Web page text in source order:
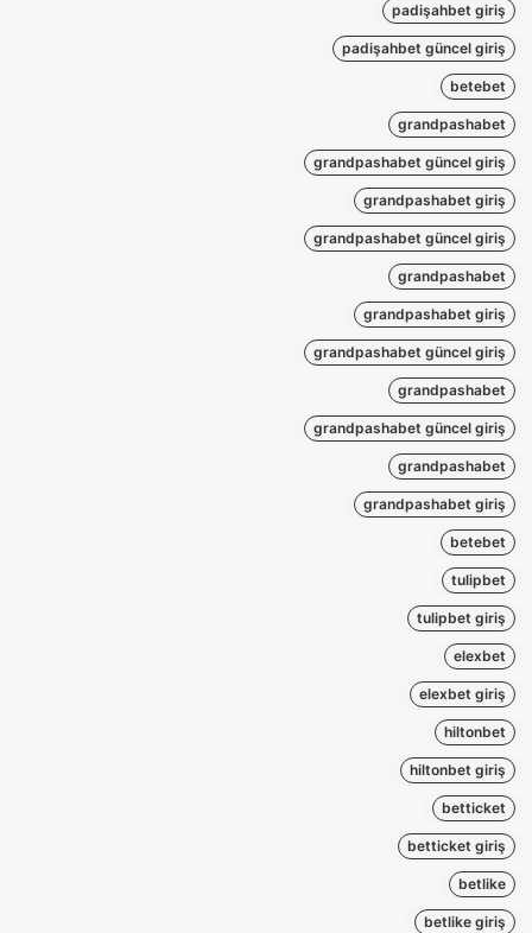
padişahbet giriş
padişahbet güncel giriş
betebet
grandpashabet
grandpashabet güncel giriş
grandpashabet giriş
grandpashabet güncel giriş
grandpashabet
grandpashabet giriş
grandpashabet güncel giriş
grandpashabet
grandpashabet güncel giriş
grandpashabet
grandpashabet giriş
betebet
tulipbet
tulipbet giriş
elexbet
elexbet giriş
hiltonbet
hiltonbet giriş
betticket
betticket giriş
betlike
betlike giriş